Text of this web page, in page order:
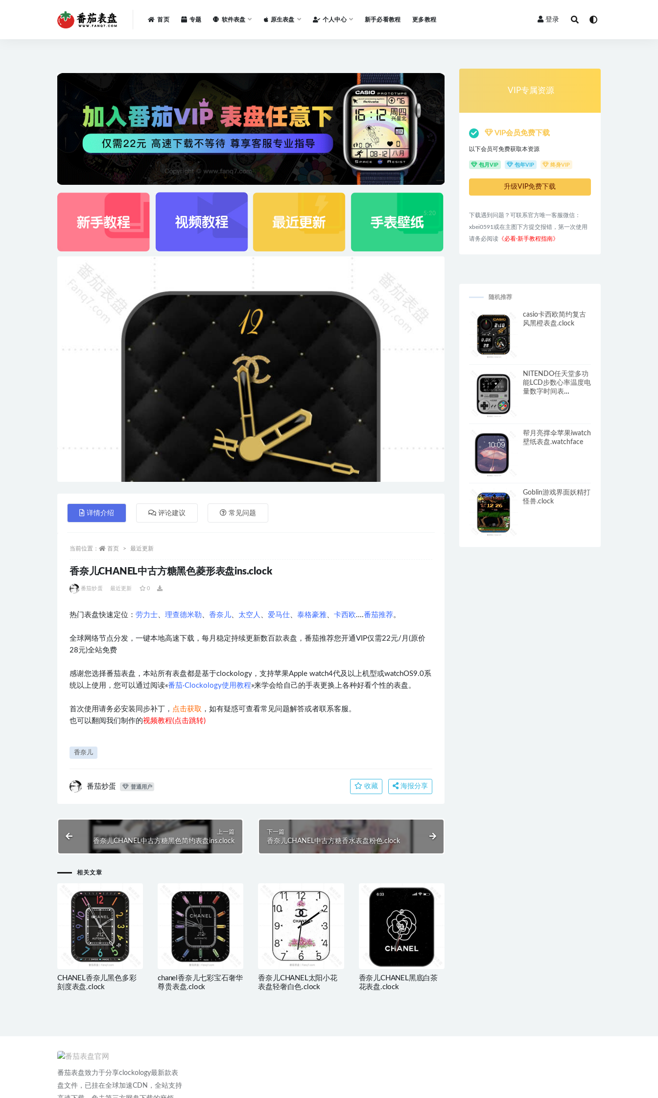
首页 专题 软件表盘 原生表盘 个人中心 新手必看教程 更多教程 登录
详情介绍 评论建议 常见问题
当前位置： 首页 最近更新
香奈儿CHANEL中古方糖黑色菱形表盘ins.clock
番茄炒蛋 最近更新 0
热门表盘快速定位： 劳力士、 理查德米勒 、 香奈儿、 太空人 、 爱马仕、 泰格豪雅、 卡西欧....番茄推荐。
全球网络节点分发，一键本地高速下载，每月稳定持续更新数百款表盘，番茄推荐您开通VIP仅需22元/月(原价
28元)全站免费
感谢您选择番茄表盘，本站所有表盘都是基于clockology，支持苹果Apple watch4代及以上机型或watchOS9.0系
统以上使用，您可以通过阅读«番茄·Clockology使用教程»来学会给自己的手表更换上各种好看个性的表盘。
首次使用请务必安装同步补丁， 点击获取 ，如有疑惑可查看常见问题解答或者联系客服。
也可以翻阅我们制作的视频教程(点击跳转)
香奈儿
番茄炒蛋 普通用户 收藏 海报分享
上一篇
香奈儿CHANEL中古方糖黑色简约表盘ins.clock
下一篇
香奈儿CHANEL中古方糖香水表盘粉色.clock
相关文章
CHANEL香奈儿黑色多彩
刻度表盘.clock
chanel香奈儿七彩宝石奢华
尊贵表盘.clock
香奈儿CHANEL太阳小花
表盘轻奢白色.clock
香奈儿CHANEL黑底白茶
花表盘.clock
VIP专属资源
VIP会员免费下载
以下会员可免费获取本资源
包月VIP 包年VIP 终身VIP
升级VIP免费下载
下载遇到问题？可联系官方唯一客服微信：
xbei0591或在主图下方提交报错，第一次使用
请务必阅读《必看·新手教程指南》
随机推荐
casio卡西欧简约复古
风黑橙表盘.clock
NITENDO任天堂多功
能LCD步数心率温度电
量数字时间表
帮月亮撑伞苹果iwatch
壁纸表盘.watchface
Goblin游戏界面妖精打
怪兽.clock
番茄表盘致力于分享clockology最新款表
盘文件，已挂在全球加速CDN，全站支持